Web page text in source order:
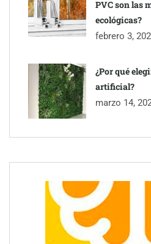
PVC son las
ecológicas?
febrero 3,
¿Por qué
artificial?
marzo 14,